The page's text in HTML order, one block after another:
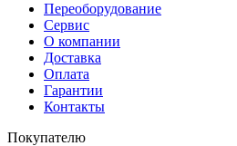
Переоборудование
Сервис
О компании
Доставка
Оплата
Гарантии
Контакты
Покупателю